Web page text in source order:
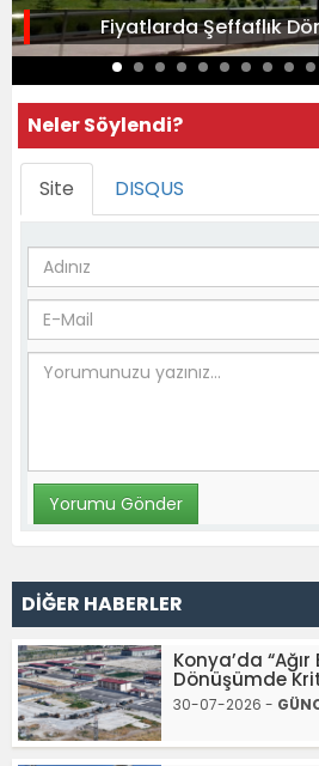
Fiyatlarda Şeffaflık
Neler Söylendi?
Site DISQUS
DİĞER HABERLER
Konya’da
Dönüşümde
30-07-2026 -